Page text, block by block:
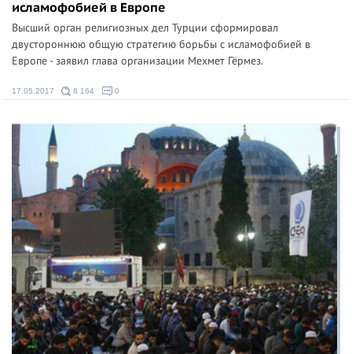
исламофобией в Европе
Высший орган религиозных дел Турции сформировал
двустороннюю общую стратегию борьбы с исламофобией в
Европе - заявил глава организации Мехмет Гёрмез.
17.05.2017 8 164 0